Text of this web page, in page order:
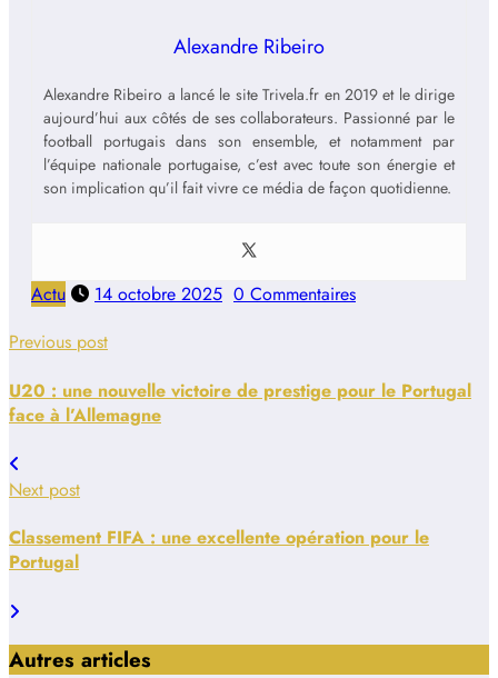
Alexandre Ribeiro
Alexandre Ribeiro a lancé le site Trivela.fr en 2019 et le dirige
aujourd’hui aux côtés de ses collaborateurs. Passionné par le
football portugais dans son ensemble, et notamment par
l’équipe nationale portugaise, c’est avec toute son énergie et
son implication qu’il fait vivre ce média de façon quotidienne.
Actu 14 octobre 2025 0 Commentaires
Previous post
U20 : une nouvelle victoire de prestige pour le Portugal
face à l’Allemagne
Next post
Classement FIFA : une excellente opération pour le
Portugal
Autres articles